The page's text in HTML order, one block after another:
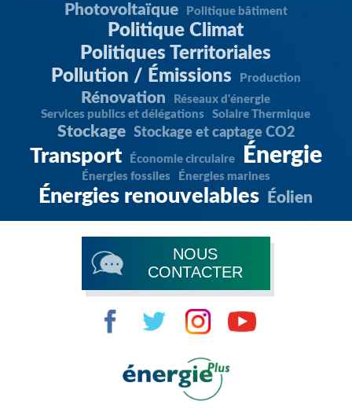
Photovoltaïque Politique bâtiment
Politique Climat
Politiques Territoriales
Pollution / Émissions
Production
Rénovation
Réseaux d'énergie
Services publics et délégations
Solaire Thermique
Stockage Stockage et captage CO2
Transport Économie circulaire Énergie
Énergies fossiles Énergies marines
Énergies renouvelables Éolien
NOUS
CONTACTER